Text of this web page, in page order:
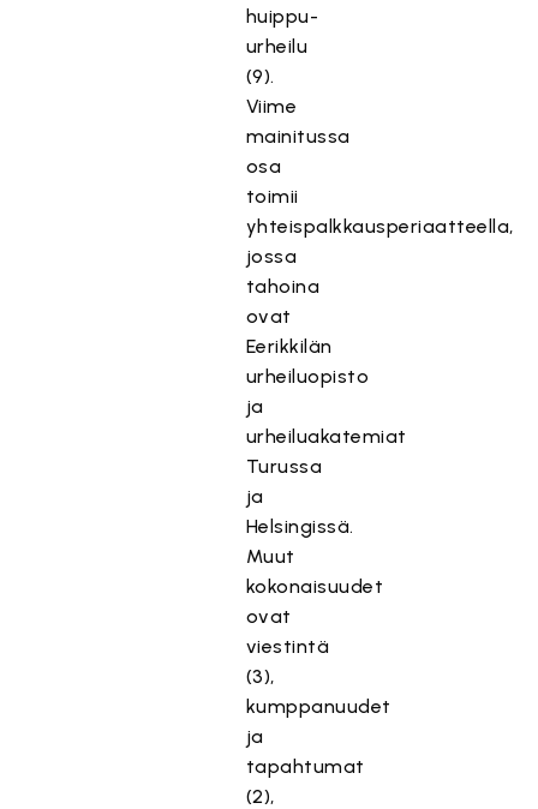
huippu-
urheilu
(9).
Viime
mainitussa
osa
toimii
yhteispalkkausperiaatteella,
jossa
tahoina
ovat
Eerikkilän
urheiluopisto
ja
urheiluakatemiat
Turussa
ja
Helsingissä.
Muut
kokonaisuudet
ovat
viestintä
(3),
kumppanuudet
ja
tapahtumat
(2),